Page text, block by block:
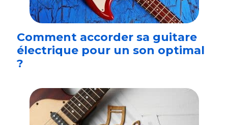
Comment accorder sa guitare
électrique pour un son optimal
?